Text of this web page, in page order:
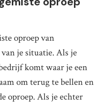
oproep van
je situatie. Als je
komt waar je een
om terug te bellen en
oproep. Als je echter